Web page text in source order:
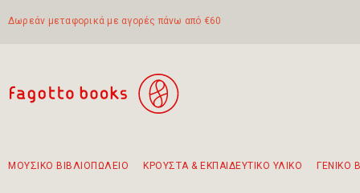
Δωρεάν μεταφορικά με αγορές πάνω από €60
ΜΟΥΣΙΚΟ ΒΙΒΛΙΟΠΩΛΕΙΟ ΚΡΟΥΣΤΑ & ΕΚΠΑΙΔΕΥΤΙΚΟ ΥΛΙΚΟ ΓΕΝΙΚΟ